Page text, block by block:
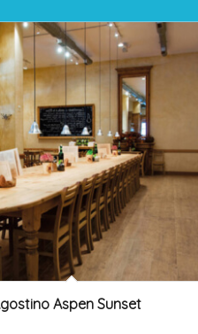
Aspen Sunset